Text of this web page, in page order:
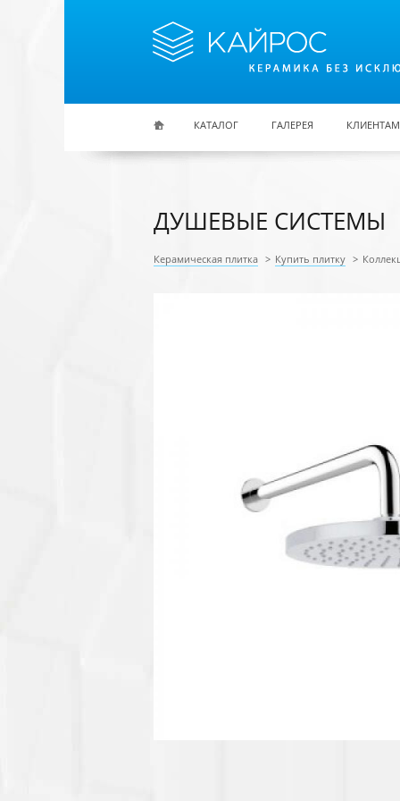
КАТАЛОГ ГАЛЕРЕЯ КЛИЕНТАМ
ДУШЕВЫЕ СИСТЕМЫ
Керамическая плитка > Купить плитку >